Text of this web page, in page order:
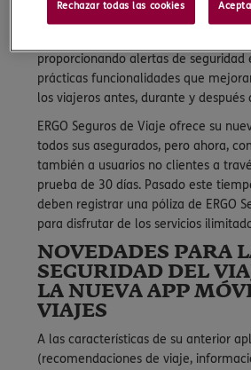
App incluye información sobre
proporcionando alertas de
prácticas funcionalidades que
los viajeros antes, durante y después
ERGO Seguros de Viaje ofrece su
todos sus asegurados, pero ahora,
también a usuarios no clientes a
prueba de 30 días. Pasado este
deben registrar una póliza de ERGO
para disfrutar de los servicios
NOVEDADES PARA
SEGURIDAD DEL
LA NUEVA APP
VIAJES
A las características de su anterior
(recomendaciones de viaje,
Rechazar todas las cookies